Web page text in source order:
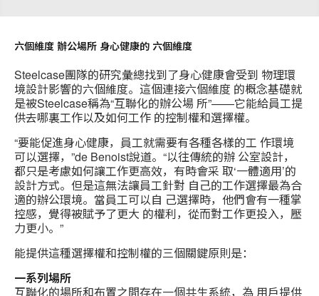
六個維度 辦公場所 身心健康的 六個維度
Steelcase團隊的研究彙總找到了身心健康會受到 物理環
境設計影響的六個維度。這個連接六個維度 的概念基礎就
是被Steelcase稱為“互聯化的辦公場 所”——它能給員工提
供去哪裏工作以及如何工作 的控制權和選擇權。
“要能促進身心健康，員工就需要有各種各樣的工 作環境
可以選擇，”de Benoist說道。“以往傳統的辦 公室設計，
都只是考慮如何讓工作更高效，有時會采 取‘一體適用’的
設計方式。但是這無法讓員工針對 自己的工作選擇最為合
適的辦公環境。當員工可以自 己選擇時，他們會有一種掌
控感，覺得被賦予了更大 的權利，從而對工作更投入，壓
力更小。”
能提供這種選擇權和控制權的三個關鍵原則是：
一系列場所
互聯化的場所和布置之間存在一個共生系統，為 用戶提供